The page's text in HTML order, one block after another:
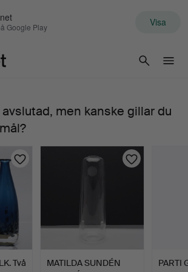
Google Play Visa
men kanske gillar du
Två
MATILDA SUNDÉN
PARTI